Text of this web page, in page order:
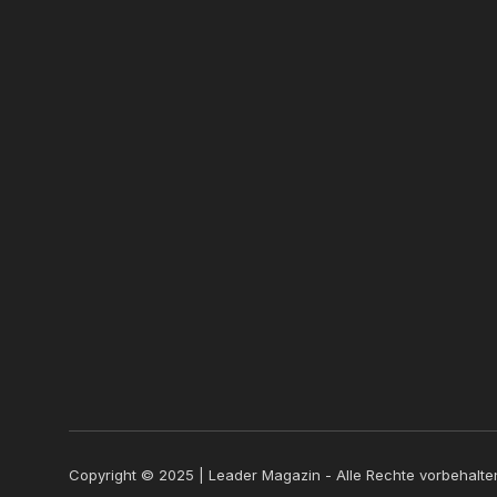
Copyright © 2025 | Leader Magazin - Alle Rechte